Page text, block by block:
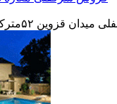
۵۲مترکف ۲۶متر بالکن ۷مت